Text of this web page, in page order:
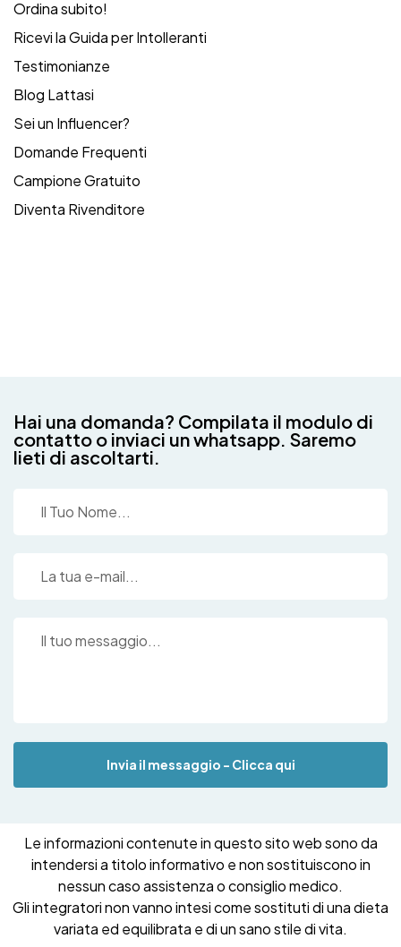
Ordina subito!
Ricevi la Guida per Intolleranti
Testimonianze
Blog Lattasi
Sei un Influencer?
Domande Frequenti
Campione Gratuito
Diventa Rivenditore
Hai una domanda? Compilata il modulo di
contatto o inviaci un whatsapp. Saremo
lieti di ascoltarti.
Invia il messaggio - Clicca qui
Le informazioni contenute in questo sito web sono da
intendersi a titolo informativo e non sostituiscono in
nessun caso assistenza o consiglio medico.
Gli integratori non vanno intesi come sostituti di una dieta
variata ed equilibrata e di un sano stile di vita.